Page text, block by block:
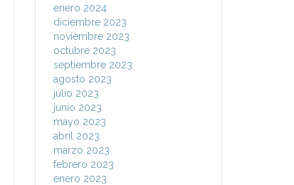
enero 2024
diciembre 2023
noviembre 2023
octubre 2023
septiembre 2023
agosto 2023
julio 2023
junio 2023
mayo 2023
abril 2023
marzo 2023
febrero 2023
enero 2023